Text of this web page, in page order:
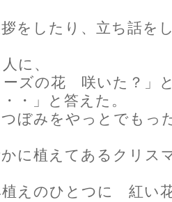
をしたり、立ち話を
に、
ーズの花 咲いた？」
・」と答えた。
ぼみをやっとでもっ
に植えてあるクリス
植えのひとつに 紅い